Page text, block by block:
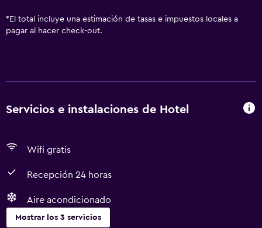
* El total incluye una estimación de tasas e impuestos locales a
pagar al hacer check-out.
Servicios e instalaciones de Hotel
Wifi gratis
Recepción 24 horas
Aire acondicionado
Mostrar los 3 servicios